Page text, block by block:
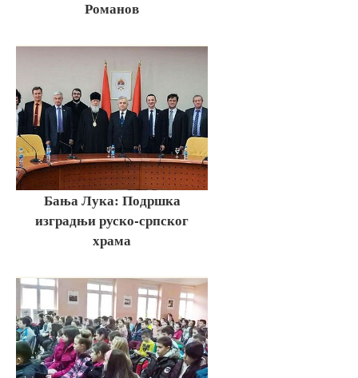
Романов
Бања Лука: Подршка
изградњи руско-српског
храма